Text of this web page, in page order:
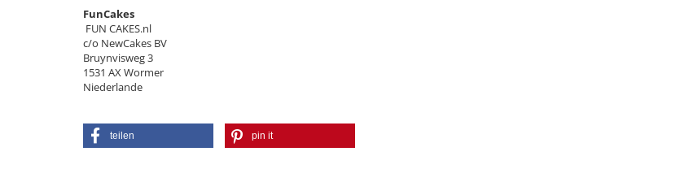
FunCakes
FUN CAKES.nl
c/o NewCakes BV
Bruynvisweg 3
1531 AX Wormer
Niederlande
teilen pin it